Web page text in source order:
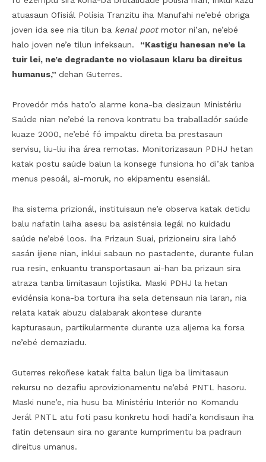
atuasaun Ofisiál Polísia Tranzitu iha Manufahi ne’ebé obriga
joven ida see nia tilun ba kenal pootmotor ni’an, ne’ebé
halo joven ne’e tilun infeksaun. “Kastigu hanesan ne’e la
tuir lei, ne’e degradante no violasaun klaru ba direitus
humanus,” dehan Guterres.
Provedór mós hato’o alarme kona-ba desizaun Ministériu
Saúde nian ne’ebé la renova kontratu ba traballadór saúde
kuaze 2000, ne’ebé fó impaktu direta ba prestasaun
servisu, liu-liu iha área remotas. Monitorizasaun PDHJ hetan
katak postu saúde balun la konsege funsiona ho di’ak tanba
menus pesoál, ai-moruk, no ekipamentu esensiál.
Iha sistema prizionál, instituisaun ne’e observa katak detidu
balu nafatin laiha asesu ba asisténsia legál no kuidadu
saúde ne’ebé loos. Iha Prizaun Suai, prizioneiru sira lahó
sasán ijiene nian, inklui sabaun no pastadente, durante fulan
rua resin, enkuantu transportasaun ai-han ba prizaun sira
atraza tanba limitasaun lojístika. Maski PDHJ la hetan
evidénsia kona-ba tortura iha sela detensaun nia laran, nia
relata katak abuzu dalabarak akontese durante
kapturasaun, partikularmente durante uza aljema ka forsa
ne’ebé demaziadu.
Guterres rekoñese katak falta balun liga ba limitasaun
rekursu no dezafiu aprovizionamentu ne’ebé PNTL hasoru.
Maski nune’e, nia husu ba Ministériu Interiór no Komandu
Jerál PNTL atu foti pasu konkretu hodi hadi’a kondisaun iha
fatin detensaun sira no garante kumprimentu ba padraun
direitus umanus.